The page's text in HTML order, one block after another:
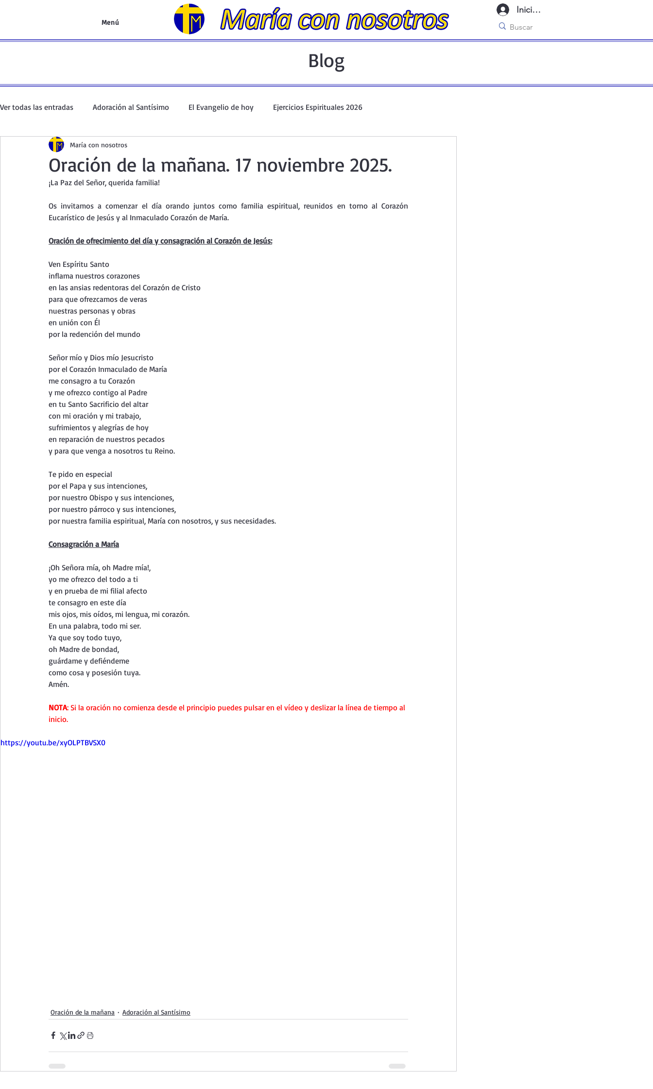
Menú
Iniciar sesión
Blog
Ver todas las entradas Adoración al Santísimo El Evangelio de hoy Ejercicios Espirituales 2026
Oración de la mañana El Evangelio en un minuto
Curso de oración Curso del Catecismo
Curso de vida espiritual Santa Teresita - Acto de Ofrenda
Textos selectos de espiritualidad
Taller de oración con los Salmos Retiro Adviento - Navidad
Meditaciones Semana Santa 2023
Vídeos de familia Evangelio Dominical. Año B
Oración de la mañana. 17 noviembre 2025.
María con nosotros
¡La Paz del Señor, querida familia!
Os invitamos a comenzar el día orando juntos como familia espiritual, reunidos en torno al Corazón
Eucarístico de Jesús y al Inmaculado Corazón de María.
Oración de ofrecimiento del día y consagración al Corazón de Jesús:
Ven Espíritu Santo
inflama nuestros corazones
en las ansias redentoras del Corazón de Cristo
para que ofrezcamos de veras
nuestras personas y obras
en unión con Él
por la redención del mundo
Señor mío y Dios mío Jesucristo
por el Corazón Inmaculado de María
me consagro a tu Corazón
y me ofrezco contigo al Padre
en tu Santo Sacrificio del altar
con mi oración y mi trabajo,
sufrimientos y alegrías de hoy
en reparación de nuestros pecados
y para que venga a nosotros tu Reino.
Te pido en especial
por el Papa y sus intenciones,
por nuestro Obispo y sus intenciones,
por nuestro párroco y sus intenciones,
por nuestra familia espiritual, María con nosotros, y sus necesidades.
Consagración a María
¡Oh Señora mía, oh Madre mía!,
yo me ofrezco del todo a ti
y en prueba de mi filial afecto
te consagro en este día
mis ojos, mis oídos, mi lengua, mi corazón.
En una palabra, todo mi ser.
Ya que soy todo tuyo,
oh Madre de bondad,
guárdame y defiéndeme
como cosa y posesión tuya.
Amén.
NOTA: Si la oración no comienza desde el principio puedes pulsar en el vídeo y deslizar la línea de tiempo al
inicio.
https://youtu.be/xyOLPTBVSX0
Oración de la mañana Adoración al Santísimo